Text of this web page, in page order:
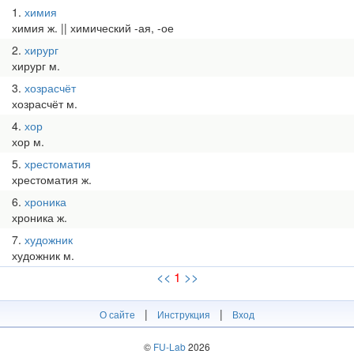
1 химия
химия ж. || химический -ая, -ое
2 хирург
хирург м.
3 хозрасчёт
хозрасчёт м.
4 хор
хор м.
5 хрестоматия
хрестоматия ж.
6 хроника
хроника ж.
7 художник
художник м.
<< 1 >>
О сайте | Инструкция | Вход
© FU-Lab2026